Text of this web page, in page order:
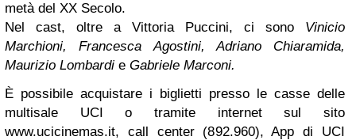
metà del XX Secolo.
Nel cast, oltre a Vittoria Puccini, ci sono Vinicio
Marchioni, Francesca Agostini, Adriano Chiaramida,
Maurizio Lombardi e Gabriele Marconi.
È possibile acquistare i biglietti presso le casse delle
multisale UCI o tramite internet sul sito
www.ucicinemas.it, call center (892.960), App di UCI